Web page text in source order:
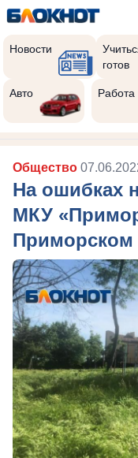
Новости
готов
Авто Работа
Общество
На ошибках
МКУ
Приморском